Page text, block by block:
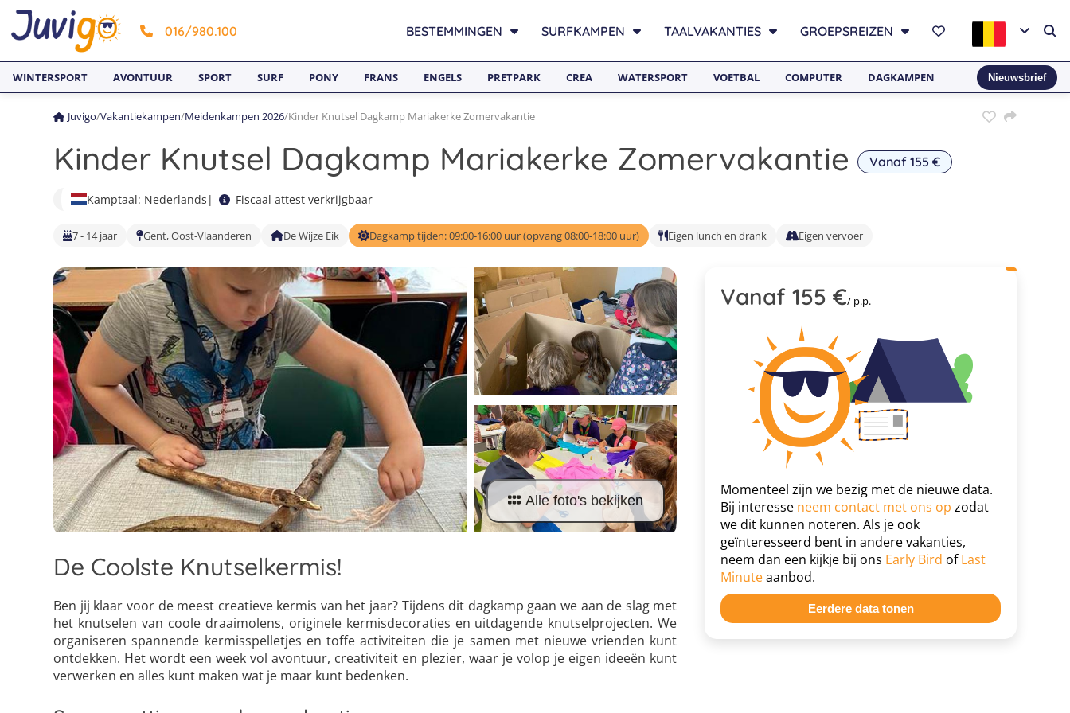
016/980.100 BESTEMMINGEN SURFKAMPEN TAALVAKANTIES GROEPSREIZEN
WINTERSPORT AVONTUUR SPORT SURF PONY FRANS ENGELS PRETPARK CREA WATERSPORT VOETBAL COMPUTER DAGKAMPEN Nieuwsbrief
Juvigo/Vakantiekampen/Meidenkampen 2026/Kinder Knutsel Dagkamp Mariakerke Zomervakantie
Kinder Knutsel Dagkamp Mariakerke Zomervakantie Vanaf 155 €
Kamptaal: Nederlands | Fiscaal attest verkrijgbaar
7 - 14 jaar Gent, Oost-Vlaanderen De Wijze Eik Dagkamp tijden: 09:00-16:00 uur (opvang 08:00-18:00 uur) Eigen lunch en drank Eigen vervoer
Vanaf 155 €/ p.p.
Momenteel zijn we bezig met de nieuwe data.
Bij interesse neem contact met ons op zodat
we dit kunnen noteren. Als je ook
geïnteresseerd bent in andere vakanties,
neem dan een kijkje bij ons Early Bird ofLast
Minuteaanbod.
Eerdere data tonen
Alle foto's bekijken
De Coolste Knutselkermis!
Ben jij klaar voor de meest creatieve kermis van het jaar? Tijdens dit dagkamp gaan we aan de slag met
het knutselen van coole draaimolens, originele kermisdecoraties en uitdagende knutselprojecten. We
organiseren spannende kermisspelletjes en toffe activiteiten die je samen met nieuwe vrienden kunt
ontdekken. Het wordt een week vol avontuur, creativiteit en plezier, waar je volop je eigen ideeën kunt
verwerken en alles kunt maken wat je maar kunt bedenken.